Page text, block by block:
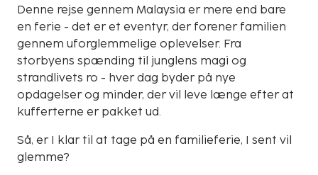
Denne rejse gennem Malaysia er mere end bare
en ferie - det er et eventyr, der forener familien
gennem uforglemmelige oplevelser. Fra
storbyens spænding til junglens magi og
strandlivets ro - hver dag byder på nye
opdagelser og minder, der vil leve længe efter at
kufferterne er pakket ud.
Så, er I klar til at tage på en familieferie, I sent vil
glemme?